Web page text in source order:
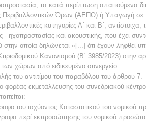
τα κατά περίπτωση απαιτούμενα
Όρων (ΑΕΠΟ) ή Υπαγωγή σε
κατηγορίες Α΄ και Β΄,
ηχοπροστασίας και ακουστικής, που έχει
στην οποία δηλώνεται «[...] ότι έχουν
Κανονισμού (Β΄ 3985/2023) στην
χώρων από ειδικευμένο συνεργείο.
του αντιτίμου του παραβόλου του άρθρου 7.
φορέας εκμετάλλευσης του συνεδριακού
του ισχύοντος Καταστατικού του
περί εκπροσώπησης του νομικού